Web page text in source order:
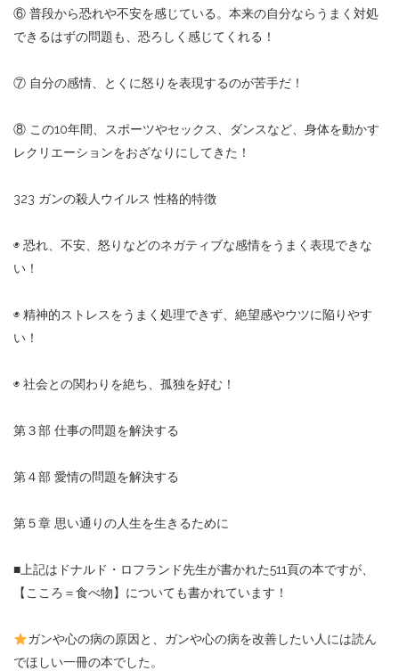
⑥ 普段から恐れや不安を感じている。本来の自分ならうまく対処
できるはずの問題も、恐ろしく感じてくれる！
⑦ 自分の感情、とくに怒りを表現するのが苦手だ！
⑧ この10年間、スポーツやセックス、ダンスなど、身体を動かす
レクリエーションをおざなりにしてきた！
323 ガンの殺人ウイルス 性格的特徴
◉ 恐れ、不安、怒りなどのネガティブな感情をうまく表現できな
い！
◉ 精神的ストレスをうまく処理できず、絶望感やウツに陥りやす
い！
◉ 社会との関わりを絶ち、孤独を好む！
第３部 仕事の問題を解決する
第４部 愛情の問題を解決する
第５章 思い通りの人生を生きるために
■上記はドナルド・ロフランド先生が書かれた511頁の本ですが、
【こころ＝食べ物】についても書かれています！
ガンや心の病の原因と、ガンや心の病を改善したい人には読ん
でほしい一冊の本でした。